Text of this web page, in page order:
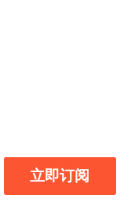
立即订阅